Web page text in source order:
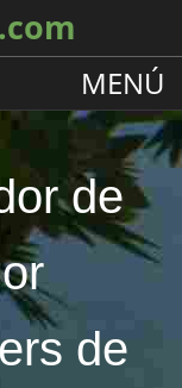
MENÚ
de
de